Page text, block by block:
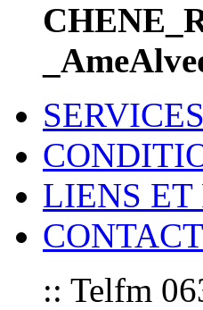
SERVICES
LIENS ET
:: Telfm